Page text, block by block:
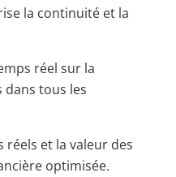
la continuité et la
réel sur la
tous les
réels et la valeur des
optimisée.